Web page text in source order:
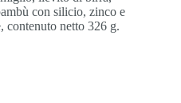
con silicio, zinco e
contenuto netto 326 g.